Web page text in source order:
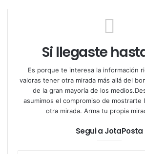
Si llegaste
Es porque te interesa la información
valoras tener otra mirada más allá del
de la gran mayoría de los
asumimos el compromiso de mostrarte
otra mirada. Arma tu propia
Segui a JotaPosta